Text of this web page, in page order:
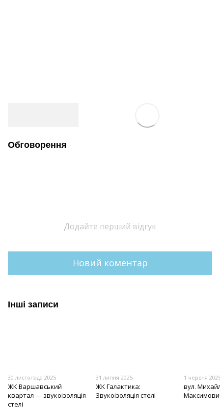
Обговорення
Додайте перший відгук
Новий коментар
Інші записи
30 листопада 2025
ЖК Варшавський
квартал — звукоізоляція
стелі
31 липня 2025
ЖК Галактика:
Звукоізоляція стелі
1 червня
вул.